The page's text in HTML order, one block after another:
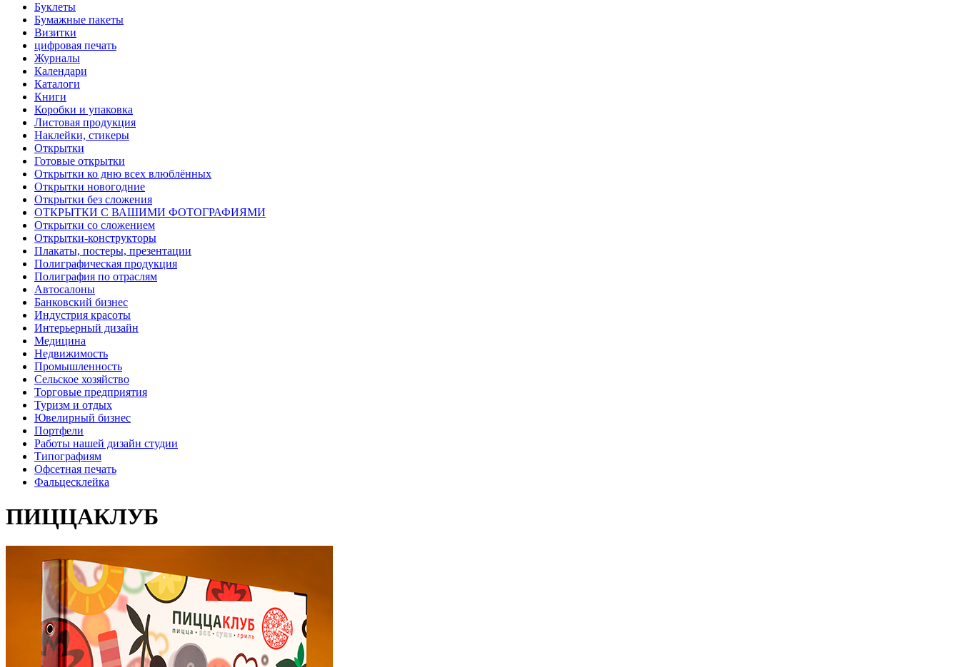
Буклеты
Бумажные пакеты
Визитки
цифровая печать
Журналы
Календари
Каталоги
Книги
Коробки и упаковка
Листовая продукция
Наклейки, стикеры
Открытки
Готовые открытки
Открытки ко дню всех влюблённых
Открытки новогодние
Открытки без сложения
ОТКРЫТКИ С ВАШИМИ ФОТОГРАФИЯМИ
Открытки со сложением
Открытки-конструкторы
Плакаты, постеры, презентации
Полиграфическая продукция
Полиграфия по отраслям
Автосалоны
Банковский бизнес
Индустрия красоты
Интерьерный дизайн
Медицина
Недвижимость
Промышленность
Сельское хозяйство
Торговые предприятия
Туризм и отдых
Ювелирный бизнес
Портфели
Работы нашей дизайн студии
Типографиям
Офсетная печать
Фальцесклейка
ПИЦЦАКЛУБ